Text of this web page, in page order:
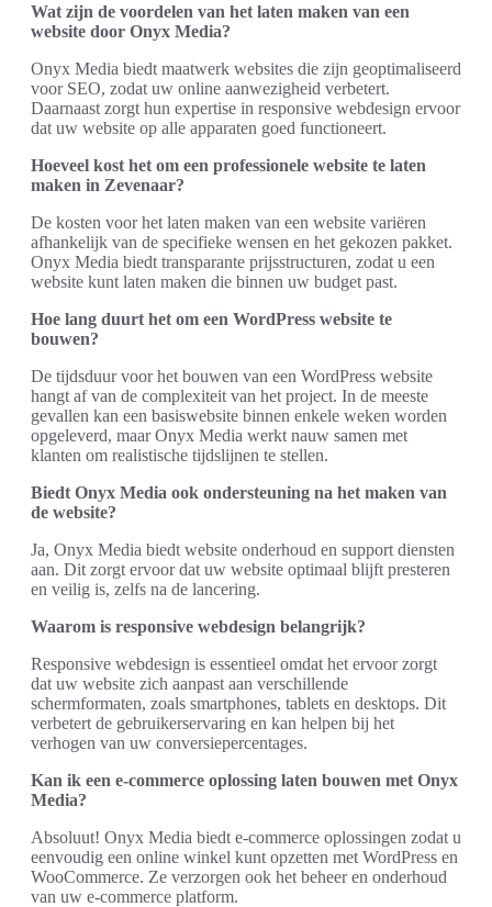
Wat zijn de voordelen van het laten maken van een
website door Onyx Media?
Onyx Media biedt maatwerk websites die zijn geoptimaliseerd
voor SEO, zodat uw online aanwezigheid verbetert.
Daarnaast zorgt hun expertise in responsive webdesign ervoor
dat uw website op alle apparaten goed functioneert.
Hoeveel kost het om een professionele website te laten
maken in Zevenaar?
De kosten voor het laten maken van een website variëren
afhankelijk van de specifieke wensen en het gekozen pakket.
Onyx Media biedt transparante prijsstructuren, zodat u een
website kunt laten maken die binnen uw budget past.
Hoe lang duurt het om een WordPress website te
bouwen?
De tijdsduur voor het bouwen van een WordPress website
hangt af van de complexiteit van het project. In de meeste
gevallen kan een basiswebsite binnen enkele weken worden
opgeleverd, maar Onyx Media werkt nauw samen met
klanten om realistische tijdslijnen te stellen.
Biedt Onyx Media ook ondersteuning na het maken van
de website?
Ja, Onyx Media biedt website onderhoud en support diensten
aan. Dit zorgt ervoor dat uw website optimaal blijft presteren
en veilig is, zelfs na de lancering.
Waarom is responsive webdesign belangrijk?
Responsive webdesign is essentieel omdat het ervoor zorgt
dat uw website zich aanpast aan verschillende
schermformaten, zoals smartphones, tablets en desktops. Dit
verbetert de gebruikerservaring en kan helpen bij het
verhogen van uw conversiepercentages.
Kan ik een e-commerce oplossing laten bouwen met Onyx
Media?
Absoluut! Onyx Media biedt e-commerce oplossingen zodat u
eenvoudig een online winkel kunt opzetten met WordPress en
WooCommerce. Ze verzorgen ook het beheer en onderhoud
van uw e-commerce platform.